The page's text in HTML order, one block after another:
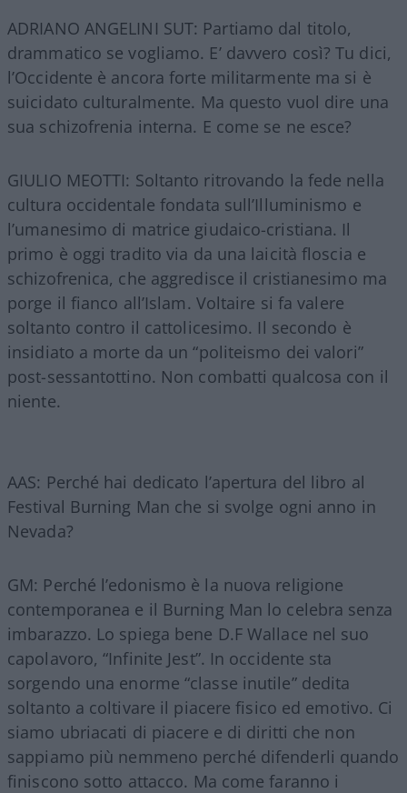
ADRIANO ANGELINI SUT: Partiamo dal titolo,
drammatico se vogliamo. E’ davvero così? Tu dici,
l’Occidente è ancora forte militarmente ma si è
suicidato culturalmente. Ma questo vuol dire una
sua schizofrenia interna. E come se ne esce?
GIULIO MEOTTI: Soltanto ritrovando la fede nella
cultura occidentale fondata sull’Illuminismo e
l’umanesimo di matrice giudaico-cristiana. Il
primo è oggi tradito via da una laicità floscia e
schizofrenica, che aggredisce il cristianesimo ma
porge il fianco all’Islam. Voltaire si fa valere
soltanto contro il cattolicesimo. Il secondo è
insidiato a morte da un “politeismo dei valori”
post-sessantottino. Non combatti qualcosa con il
niente.
AAS: Perché hai dedicato l’apertura del libro al
Festival Burning Man che si svolge ogni anno in
Nevada?
GM: Perché l’edonismo è la nuova religione
contemporanea e il Burning Man lo celebra senza
imbarazzo. Lo spiega bene D.F Wallace nel suo
capolavoro, “Infinite Jest”. In occidente sta
sorgendo una enorme “classe inutile” dedita
soltanto a coltivare il piacere fisico ed emotivo. Ci
siamo ubriacati di piacere e di diritti che non
sappiamo più nemmeno perché difenderli quando
finiscono sotto attacco. Ma come faranno i